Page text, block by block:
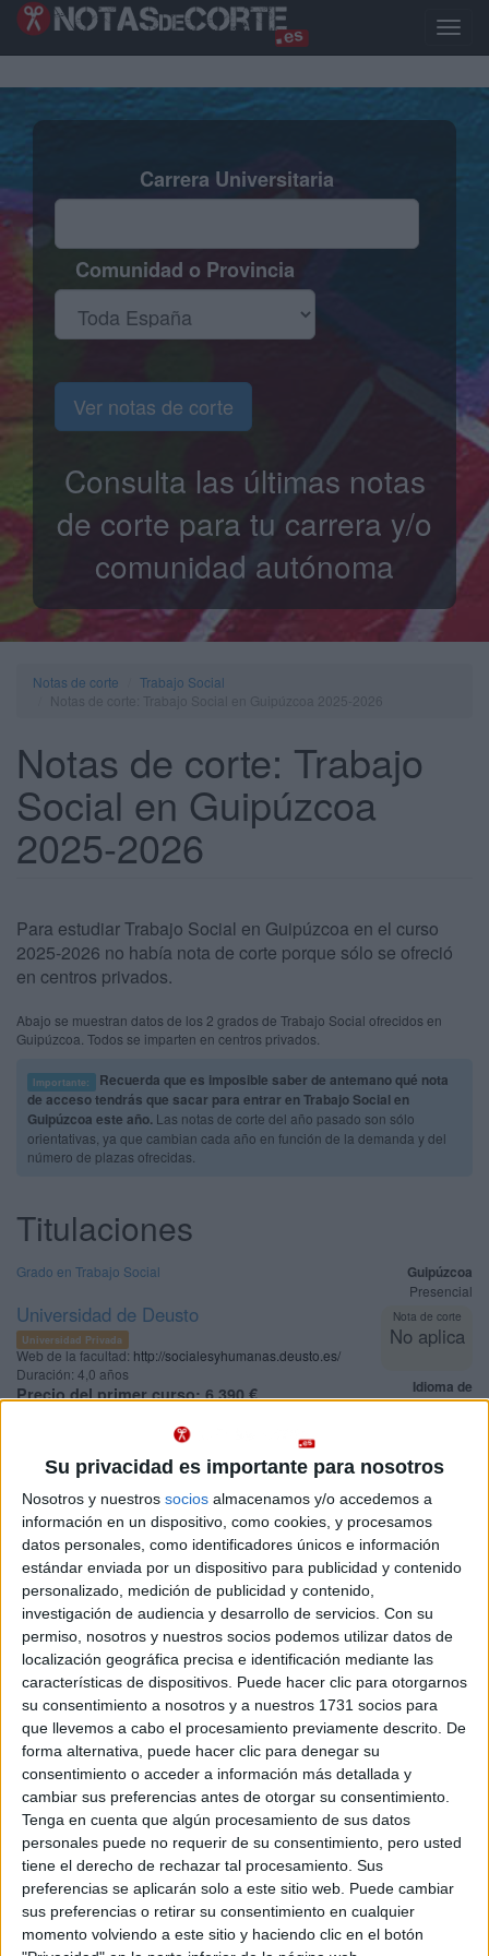
Su privacidad es importante para nosotros
Nosotros y nuestros socios almacenamos y/o accedemos a
información en un dispositivo, como cookies, y procesamos
datos personales, como identificadores únicos e información
estándar enviada por un dispositivo para publicidad y contenido
personalizado, medición de publicidad y contenido,
investigación de audiencia y desarrollo de servicios. Con su
permiso, nosotros y nuestros socios podemos utilizar datos de
localización geográfica precisa e identificación mediante las
características de dispositivos. Puede hacer clic para otorgarnos
su consentimiento a nosotros y a nuestros 1731 socios para
que llevemos a cabo el procesamiento previamente descrito. De
forma alternativa, puede hacer clic para denegar su
consentimiento o acceder a información más detallada y
cambiar sus preferencias antes de otorgar su consentimiento.
Tenga en cuenta que algún procesamiento de sus datos
personales puede no requerir de su consentimiento, pero usted
tiene el derecho de rechazar tal procesamiento. Sus
preferencias se aplicarán solo a este sitio web. Puede cambiar
sus preferencias o retirar su consentimiento en cualquier
momento volviendo a este sitio y haciendo clic en el botón
Pasar
Toggle
Carrera Universitaria
Comunidad o Provincia
Ver notas de corte
Consulta las últimas notas
de corte para tu carrera y/o
comunidad autónoma
Notas de corte
Trabajo Social
Notas de corte: Trabajo
Social en Guipúzcoa
2025-2026
Para estudiar Trabajo Social en Guipúzcoa en el curso
2025-2026 no había nota de corte porque sólo se ofreció
en centros privados.
Abajo se muestran datos de los 2 grados de Trabajo Social ofrecidos en
Guipúzcoa. Todos se imparten en centros privados.
Importante:
Recuerda que es imposible saber de antemano qué nota
de acceso tendrás que sacar para entrar en Trabajo Social en
Guipúzcoa este año. Las notas de corte del año pasado son sólo
orientativas, ya que cambian cada año en función de la demanda y del
número de plazas ofrecidas.
Titulaciones
Guipúzcoa
Presencial
Nota de corte
No aplica
Idioma de
enseñanza:
Grado en Trabajo Social
Universidad de Deusto
Universidad Privada
Web de la facultad: http://socialesyhumanas.deusto.es/
Duración: 4,0 años
Precio del primer curso:6.390 €
Pídeles información ¡GRATIS!
Guipúzcoa
Presencial
Nota de corte
No aplica
enseñanza:
Castellano
Grado en Educación Social + Trabajo Social
Universidad de Deusto
Universidad Privada
Duración: 5,0 años
Precio del primer curso:7.668 €
Pídeles información ¡GRATIS!
Notas de corte Trabajo Social
por provincias
Oferta en toda España
Trabajo Social A Coruña
Trabajo Social Alicante
Trabajo Social Almería